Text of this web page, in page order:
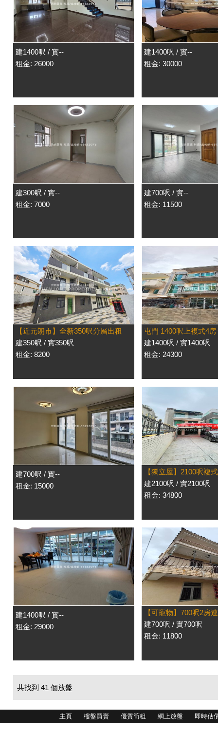
建1400呎 / 實--
租金: 26000
建1400呎 / 實--
租金: 30000
建300呎 / 實--
租金: 7000
建700呎 / 實--
租金: 11500
【近元朗市】全新350呎分層出租
建350呎 / 實350呎
租金: 8200
屯門 1400呎上複式4
建1400呎 / 實1400呎
租金: 24300
建700呎 / 實--
租金: 15000
【獨立屋】2100呎複
建2100呎 / 實2100呎
租金: 34800
建1400呎 / 實--
租金: 29000
【可寵物】700呎2房
建700呎 / 實700呎
租金: 11800
共找到 41 個放盤
主頁 樓盤買賣 優質筍租 網上放盤 即時估